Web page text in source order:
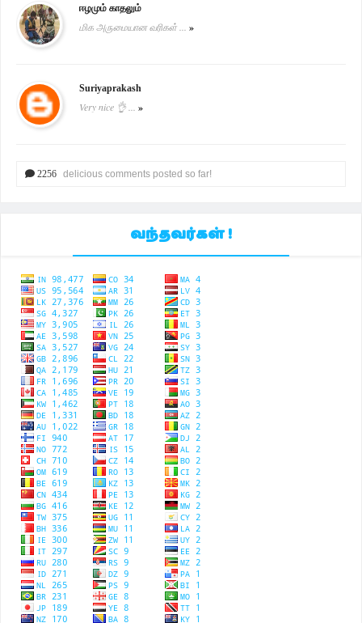
ஈழமும் காதலும்
மிக அருமையான வரிகள் ... »
Suriyaprakash
Very nice 👌 ... »
2256 delicious comments posted so far!
வந்தவர்கள் !